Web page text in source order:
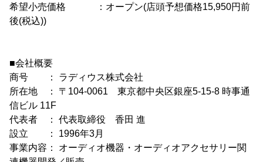
希望小売価格 ：オープン(店頭予想価格15,950円前
後(税込))
■会社概要
商号 ： ラディウス株式会社
所在地 ： 〒104-0061 東京都中央区銀座5-15-8 時事通
信ビル 11F
代表者 ： 代表取締役 香田 進
設立 ： 1996年3月
事業内容： オーディオ機器・オーディオアクセサリー関